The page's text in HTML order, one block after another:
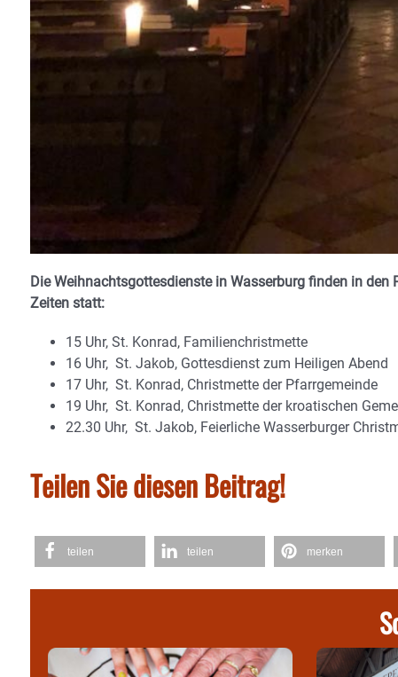
Die Weihnachtsgottesdienste in Wasserburg finden in
Zeiten statt:
15 Uhr, St. Konrad, Familienchristmette
16 Uhr, St. Jakob, Gottesdienst zum Heiligen Abend
17 Uhr, St. Konrad, Christmette der Pfarrgemeinde
19 Uhr, St. Konrad, Christmette der kroatischen
22.30 Uhr, St. Jakob, Feierliche Wasserburger
Teilen Sie diesen Beitrag!
teilen teilen merken